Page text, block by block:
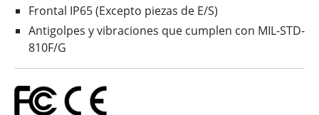
Frontal IP65 (Excepto piezas de E/S)
Antigolpes y vibraciones que cumplen con MIL-STD-
810F/G